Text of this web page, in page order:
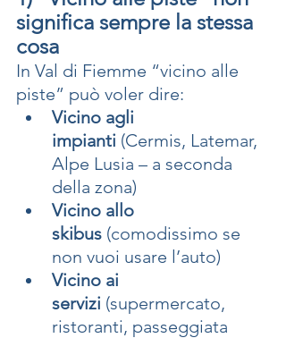
significa sempre la stessa
cosa
In Val di Fiemme “vicino alle
piste” può voler dire:
Vicino agli
impianti (Cermis, Latemar,
Alpe Lusia – a seconda
della zona)
Vicino allo
skibus (comodissimo se
non vuoi usare l’auto)
Vicino ai
servizi (supermercato,
ristoranti, passeggiata